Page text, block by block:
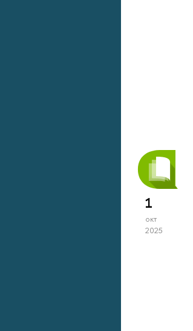
1
окт
2025